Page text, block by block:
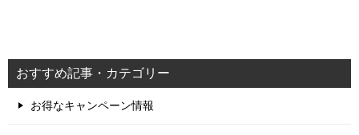
おすすめ記事・カテゴリー
お得なキャンペーン情報